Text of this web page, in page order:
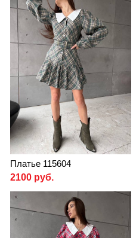
Платье 115604
2100 руб.